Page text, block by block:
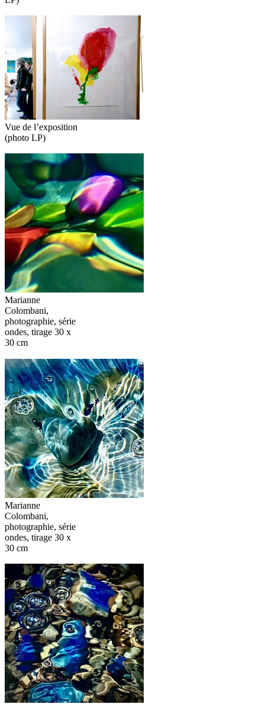
Vue de l’exposition
(photo LP)
Marianne
Colombani,
photographie, série
ondes, tirage 30 x
30 cm
Marianne
Colombani,
photographie, série
ondes, tirage 30 x
30 cm